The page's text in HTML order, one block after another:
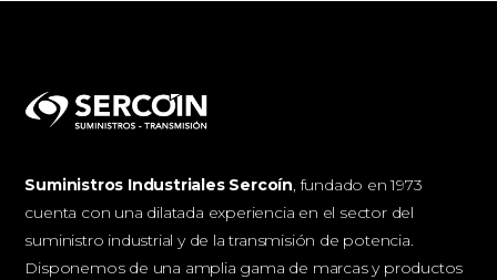
Suministros Industriales Sercoín, fundado en 1973
cuenta con una dilatada experiencia en el sector del
suministro industrial y de la transmisión de potencia.
Disponemos de una amplia gama de marcas y productos